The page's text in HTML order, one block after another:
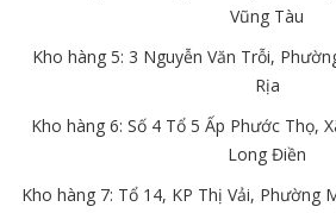
Vũng Tàu
Kho hàng 5: 3 Nguyễn Văn Trỗi,
Rịa
Kho hàng 6: Số 4 Tổ 5 Ấp Phước Thọ,
Long Điền
Kho hàng 7: Tổ 14, KP Thị Vải, Phường